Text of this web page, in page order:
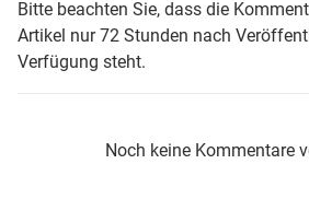
Bitte beachten Sie, dass die
Artikel nur 72 Stunden nach
Verfügung steht.
Noch keine Kommentare